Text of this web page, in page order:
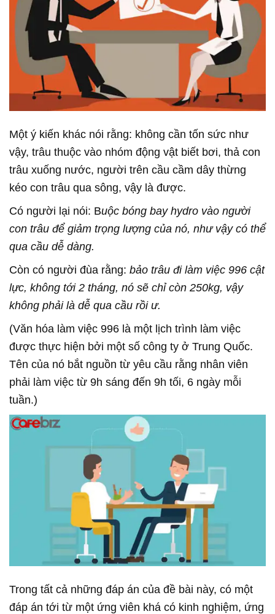
Một ý kiến khác nói rằng: không cần tốn sức như
vậy, trâu thuộc vào nhóm động vật biết bơi, thả con
trâu xuống nước, người trên cầu cầm dây thừng
kéo con trâu qua sông, vậy là được.
Có người lại nói: Buộc bóng bay hydro vào người
con trâu để giảm trọng lượng của nó, như vậy có thể
qua cầu dễ dàng.
Còn có người đùa rằng: bảo trâu đi làm việc 996 cật
lực, không tới 2 tháng, nó sẽ chỉ còn 250kg, vậy
không phải là dễ qua cầu rồi ư.
(Văn hóa làm việc 996 là một lịch trình làm việc
được thực hiện bởi một số công ty ở Trung Quốc.
Tên của nó bắt nguồn từ yêu cầu rằng nhân viên
phải làm việc từ 9h sáng đến 9h tối, 6 ngày mỗi
tuần.)
Trong tất cả những đáp án của đề bài này, có một
đáp án tới từ một ứng viên khá có kinh nghiệm, ứng